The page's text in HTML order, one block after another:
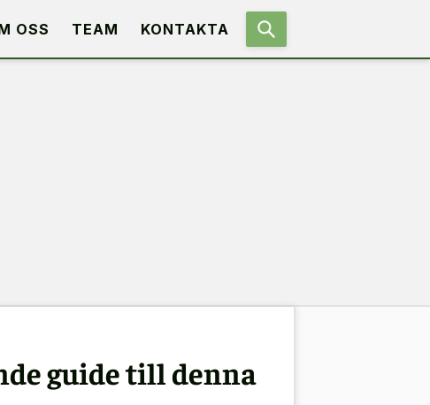
OSS TEAM KONTAKTA
guide till denna